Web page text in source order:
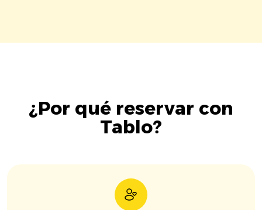
¿Por qué reservar con
Tablo?